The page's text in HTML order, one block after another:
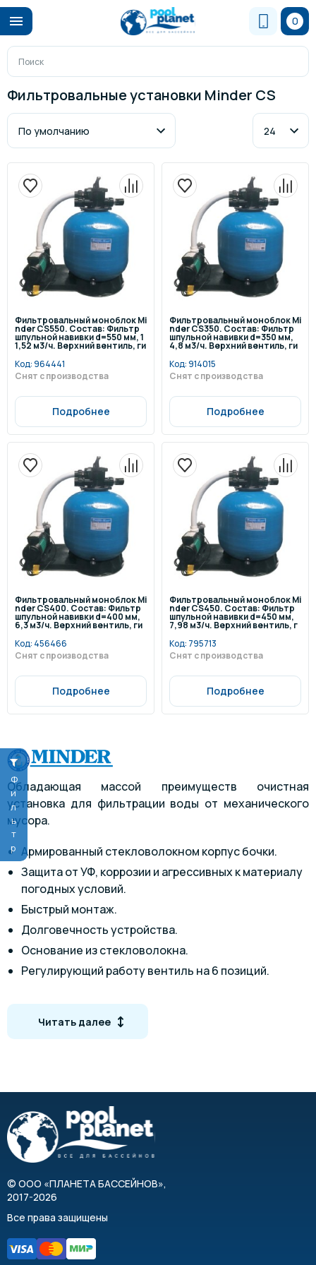
0
Фильтр
Фильтровальные установки Minder CS
Фильтровальный моноблок Mi
nder CS550. Состав: Фильтр
шпульной навивки d=550 мм, 1
1,52 м3/ч. Верхний вентиль, ги
бкие шланги, подключение 1
1/2", со сливным клапаном. На
сос: Qmax=16,5 м3/ч, Hmax=11
м, 220 В.
Код:964441
Снят с производства
Подробнее
Фильтровальный моноблок Mi
nder CS350. Состав: Фильтр
шпульной навивки d=350 мм,
4,8 м3/ч. Верхний вентиль, ги
бкие шланги, подключение 1
1/2", со сливным клапаном. На
сос: Qmax=12,6 м3/ч, Hmax=11
м, 220 В.
Код:914015
Снят с производства
Подробнее
Фильтровальный моноблок Mi
nder CS400. Состав: Фильтр
шпульной навивки d=400 мм,
6,3 м3/ч. Верхний вентиль, ги
бкие шланги, подключение 1
1/2", со сливным клапаном. На
сос: Qmax=12,6 м3/ч, Hmax=11
м, 220 В.
Код: 456466
Снят с производства
Подробнее
Фильтровальный моноблок Mi
nder CS450. Состав: Фильтр
шпульной навивки d=450 мм,
7,98 м3/ч. Верхний вентиль, г
ибкие шланги, подключение 1
1/2",со сливным клапаном. Нас
ос: Qmax=14,4 м3/ч, Hmax=10,
5 м, 220 В.
Код: 795713
Снят с производства
Подробнее
Обладающая массой преимуществ очистная
установка для фильтрации воды от механического
мусора.
Армированный стекловолокном корпус бочки.
Защита от УФ, коррозии и агрессивных к материалу
погодных условий.
Быстрый монтаж.
Долговечность устройства.
Основание из стекловолокна.
Регулирующий работу вентиль на 6 позиций.
конструкции всепогодны и полностью надежны.
Гарантированный период эксплуатации - от 5 до 10
грубой очистки, который оборудован прозрачной
крышкой для инспекции степени загрязнения корзины
для большого мусора.
Читать далее
© ООО «ПЛАНЕТА БАССЕЙНОВ»,
2017-2026
Все права защищены